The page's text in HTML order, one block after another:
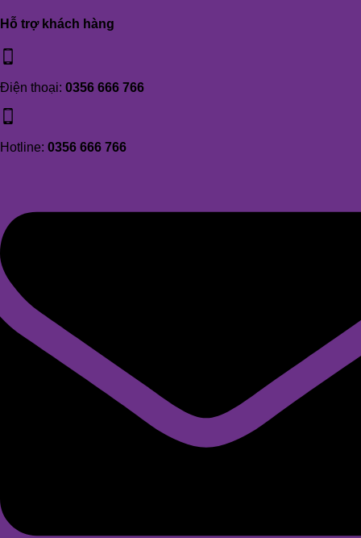
Hỗ trợ khách hàng
Điện thoại: 0356 666 766
Hotline: 0356 666 766